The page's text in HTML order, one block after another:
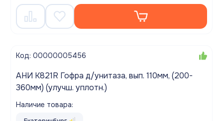
Код: 00000005456
АНИ K821R Гофра д/унитаза, вып. 110мм, (200-
360мм) (улучш. уплотн.)
Наличие товара: